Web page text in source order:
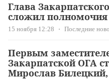
Глава
сложил полномочия
15 ноября 12:28 Последние
Первым
Закарпатской ОГА
Мирослав